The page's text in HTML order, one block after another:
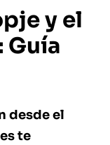
y el
Guía
desde el
te